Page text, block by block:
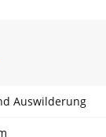
Auswilderung